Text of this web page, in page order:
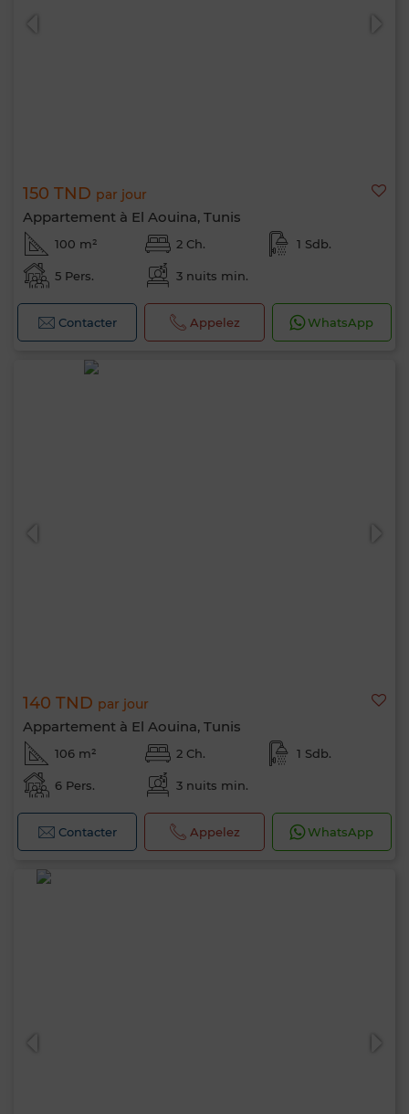
150 TND par jour
Appartement à El Aouina, Tunis
100 m² 2 Ch. 1 Sdb.
5 Pers. 3 nuits min.
Contacter Appelez WhatsApp
140 TND par jour
Appartement à El Aouina, Tunis
106 m² 2 Ch. 1 Sdb.
6 Pers. 3 nuits min.
Contacter Appelez WhatsApp
Bonjour, je suis MIA. Quel critère souhaitez-